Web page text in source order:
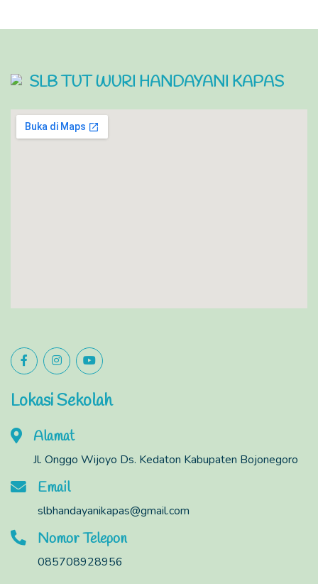
SLB TUT WURI HANDAYANI KAPAS
Lokasi Sekolah
Alamat
Jl. Onggo Wijoyo Ds. Kedaton Kabupaten Bojonegoro
Email
slbhandayanikapas@gmail.com
Nomor Telepon
085708928956